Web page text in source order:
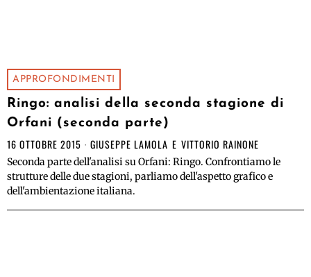
APPROFONDIMENTI
Ringo: analisi della seconda stagione di
Orfani (seconda parte)
16 OTTOBRE 2015 GIUSEPPE LAMOLA E VITTORIO RAINONE
Seconda parte dell'analisi su Orfani: Ringo. Confrontiamo le
strutture delle due stagioni, parliamo dell'aspetto grafico e
dell'ambientazione italiana.